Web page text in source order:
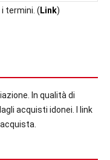
termini. (Link)
In qualità di
acquisti idonei. I link